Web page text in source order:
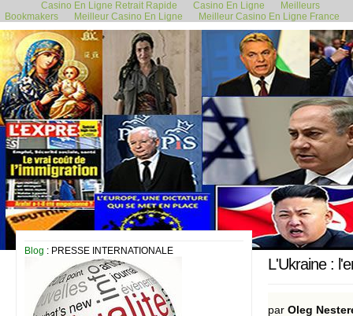
Casino En Ligne Retrait Rapide Casino En Ligne
Meilleurs
Bookmakers
Meilleur Casino En Ligne Meilleur Casino En Ligne France
Blog : PRESSE INTERNATIONALE 20 août 2024
L'Ukraine :
par Oleg